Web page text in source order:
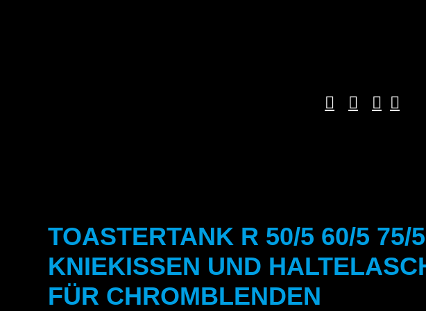
TOASTERTANK R 50/5 60/5 75/
KNIEKISSEN UND
FÜR CHROMBLENDEN